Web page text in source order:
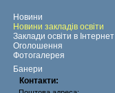
Новини
Новини закладів освіти
Заклади освіти в Інтернет
Оголошення
Фотогалерея
Банери
Контакти: